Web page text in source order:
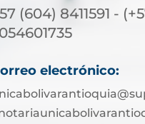
(604) 8411591 -
electrónico: